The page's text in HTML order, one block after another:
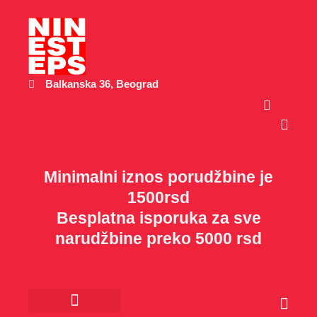
садржај
Balkanska 36, Beograd
Cart
Minimalni iznos porudžbine je
1500rsd
Besplatna isporuka za sve
narudžbine preko 5000 rsd
Cart